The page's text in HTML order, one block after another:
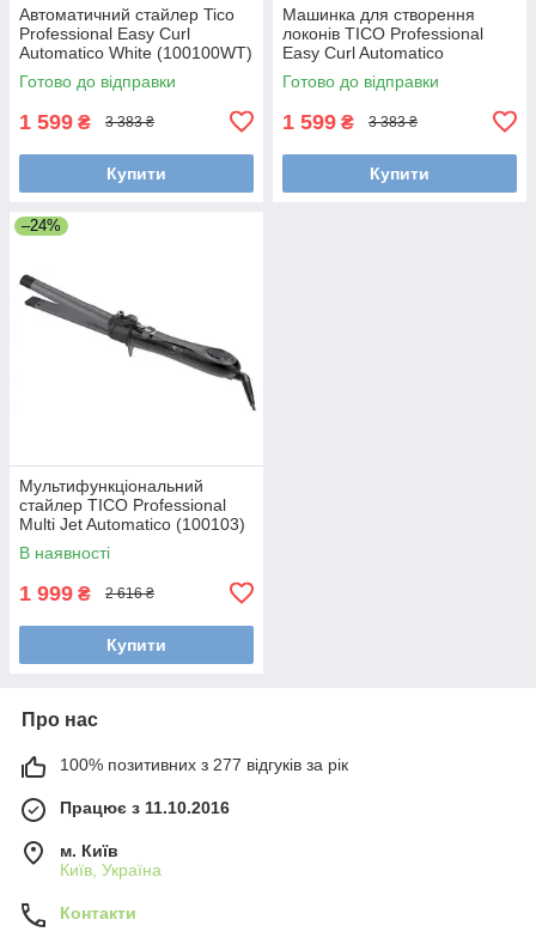
Автоматичний стайлер Tico
Professional Easy Curl
Automatico White (100100WT)
Готово до відправки
1 599 ₴ 3 383 ₴
Купити
Машинка для створення
локонів TICO Professional
Easy Curl Automatico
Готово до відправки
1 599 ₴ 3 383 ₴
Купити
–24%
Мультифункціональний
стайлер TICO Professional
Multi Jet Automatico (100103)
В наявності
1 999 ₴ 2 616 ₴
Купити
Про нас
100% позитивних з 277 відгуків за рік
Працює з 11.10.2016
м. Київ
Київ, Україна
Контакти